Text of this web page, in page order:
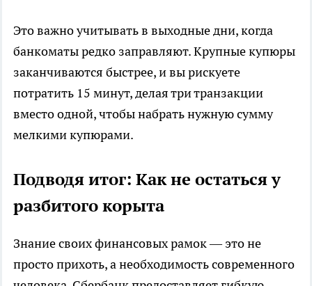
Это важно учитывать в выходные дни, когда
банкоматы редко заправляют. Крупные купюры
заканчиваются быстрее, и вы рискуете
потратить 15 минут, делая три транзакции
вместо одной, чтобы набрать нужную сумму
мелкими купюрами.
Подводя итог: Как не остаться у
разбитого корыта
Знание своих финансовых рамок — это не
просто прихоть, а необходимость современного